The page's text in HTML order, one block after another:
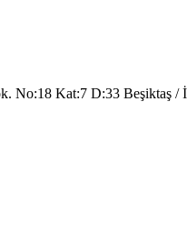
No:18 Kat:7 D:33 Beşiktaş